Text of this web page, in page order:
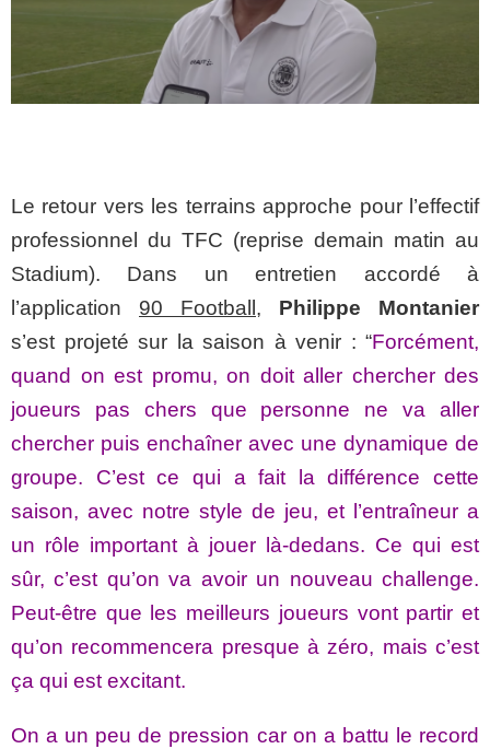
Le retour vers les terrains approche pour l’effectif
professionnel du TFC (reprise demain matin au
Stadium). Dans un entretien accordé à
l’application 90 Football , Philippe Montanier
s’est projeté sur la saison à venir : “Forcément,
quand on est promu, on doit aller chercher des
joueurs pas chers que personne ne va aller
chercher puis enchaîner avec une dynamique de
groupe. C’est ce qui a fait la différence cette
saison, avec notre style de jeu, et l’entraîneur a
un rôle important à jouer là-dedans. Ce qui est
sûr, c’est qu’on va avoir un nouveau challenge.
Peut-être que les meilleurs joueurs vont partir et
qu’on recommencera presque à zéro, mais c’est
ça qui est excitant.
On a un peu de pression car on a battu le record